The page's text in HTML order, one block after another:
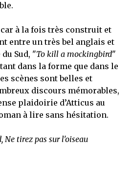
à la fois très construit et
entre un très bel anglais et
Sud, "To kill a mockingbird"
dans la forme que dans le
scènes sont belles et
discours mémorables,
plaidoirie d’Atticus au
à lire sans hésitation.
tirez pas sur l'oiseau